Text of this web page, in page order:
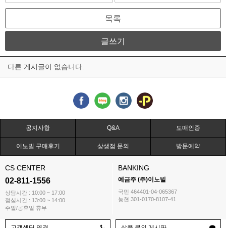
목록
글쓰기
다른 게시글이 없습니다.
공지사항 Q&A 도매인증
이노빌 구매후기 상생점 문의 방문예약
CS CENTER
02-811-1556
상담시간 : 10:00 ~ 17:00
점심시간 : 13:00 ~ 14:00
주말/공휴일 휴무
BANKING
예금주 (주)이노빌
국민 464401-04-065367
농협 301-0170-8107-41